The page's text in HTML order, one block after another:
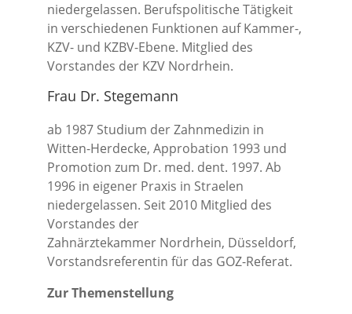
niedergelassen. Berufspolitische Tätigkeit
in verschiedenen Funktionen auf Kammer-,
KZV- und KZBV-Ebene. Mitglied des
Vorstandes der KZV Nordrhein.
Frau Dr. Stegemann
ab 1987 Studium der Zahnmedizin in
Witten-Herdecke, Approbation 1993 und
Promotion zum Dr. med. dent. 1997. Ab
1996 in eigener Praxis in Straelen
niedergelassen. Seit 2010 Mitglied des
Vorstandes der
Zahnärztekammer Nordrhein, Düsseldorf,
Vorstandsreferentin für das GOZ-Referat.
Zur Themenstellung